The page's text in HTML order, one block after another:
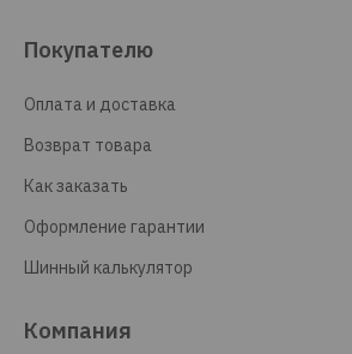
Покупателю
Оплата и доставка
Возврат товара
Как заказать
Оформление гарантии
Шинный калькулятор
Компания